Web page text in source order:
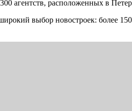
агентств, расположенных в
выбор новостроек: более